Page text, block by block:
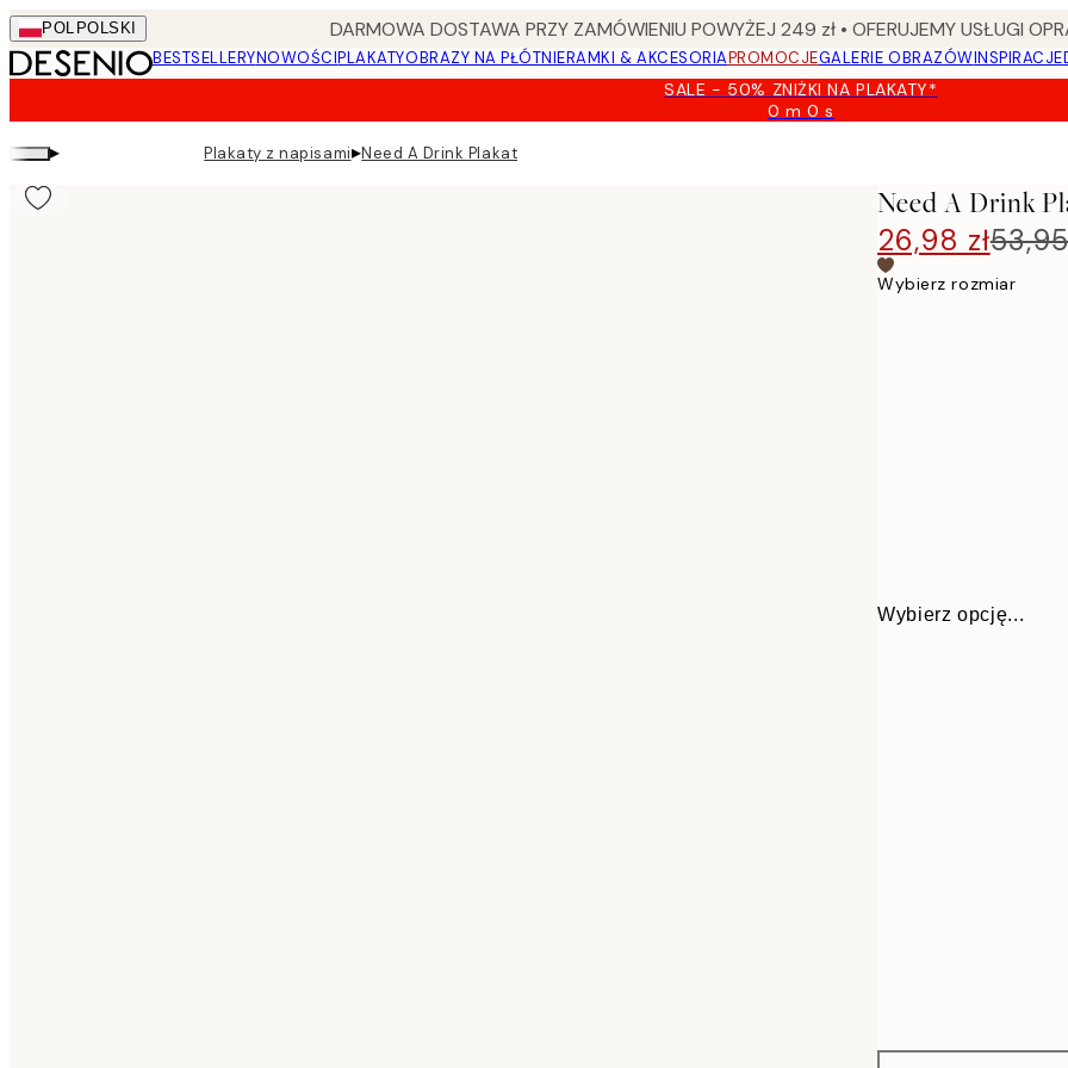
Skip
to
main
POL POLSKI DARMOWA DOSTAWA PRZY ZAMÓWIENIU POWYŻEJ 249 zł • OFERUJEMY USŁUGI
BESTSELLERYNOWOŚCIPLAKATYOBRAZY NA PŁÓTNIERAMKI & AKCESORIAPROMOCJEGALERIE OBRAZÓWINSPIRACJE
SALE - 50% ZNIŻKI NA PLAKATY*
0 m0 s
Ważny
▸ Plakaty z napisami▸Need A Drink Plakat
Need A Drink
26,98 zł
Wybierz rozmiar
Wybierz opcję...